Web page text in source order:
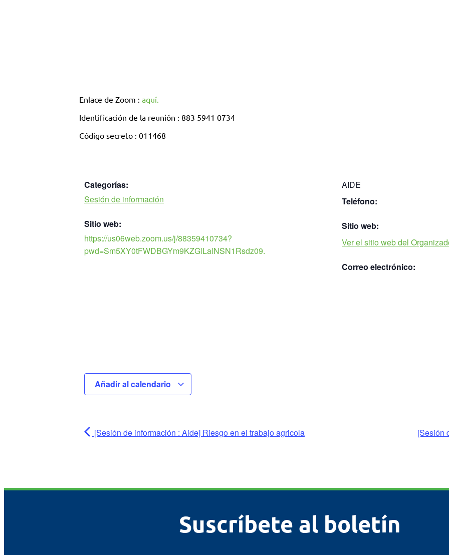
Enlace de Zoom : aquí.
Identificación de la reunión : 883 5941 0734
Código secreto : 011468
Categorías:
Sesión de información
Sitio web:
https://us06web.zoom.us/j/88359410734?
pwd=Sm5XY0tFWDBGYm9KZGlLalNSN1Rsdz09.
AIDE
Teléfono:
Sitio web:
Ver el sitio web del
Correo electrónico:
Añadir al calendario
[Sesión de información : Aide] Riesgo en el trabajo agricola [Sesión
Suscríbete al boletín